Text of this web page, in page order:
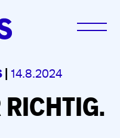
| 14.8.2024